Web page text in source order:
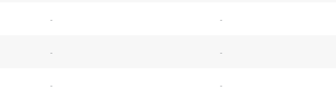
- -
- -
- -